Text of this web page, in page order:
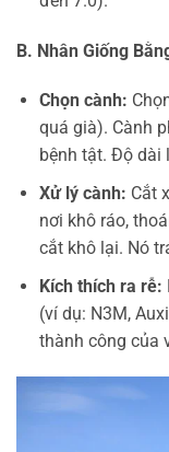
B. Nhân Giống
Chọn cành:
quá già). Cành
bệnh tật. Độ dài
Xử lý cành: Cắt
nơi khô ráo,
cắt khô lại. Nó
Kích thích ra rễ:
(ví dụ: N3M,
thành công của